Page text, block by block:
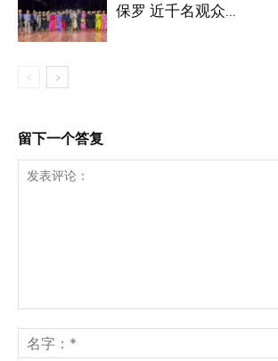
保罗 近千名观众...
留下一个答复